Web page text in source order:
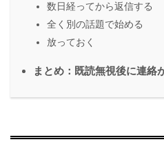
数日経ってから返信する
全く別の話題で始める
放っておく
まとめ：既読無視後に連絡